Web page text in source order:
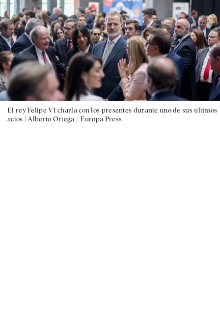
El rey Felipe VI charla con los presentes durante uno de sus últimos
actos | Alberto Ortega / Europa Press